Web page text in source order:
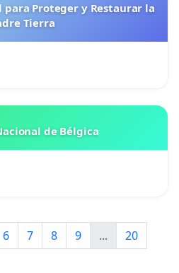
Proteger y Restaurar la
Tierra
de Bélgica
6 7 8 9 ...
20